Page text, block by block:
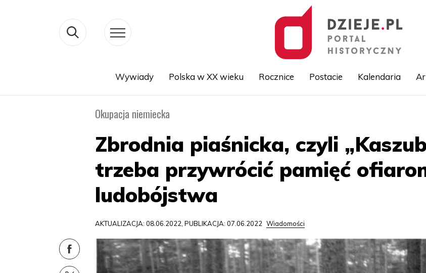
Wywiady Polska w XX wieku Rocznice Postacie Kalendaria
Okupacja niemiecka
Zbrodnia piaśnicka, czyli
trzeba przywrócić pamięć
ludobójstwa
AKTUALIZACJA: 08.06.2022, PUBLIKACJA: 07.06.2022 Wiadomości